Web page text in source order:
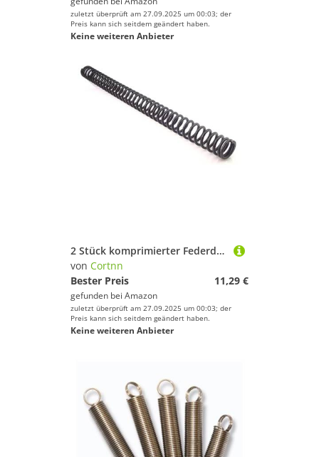
zuletzt überprüft am 27.09.2025 um 00:03; der
Preis kann sich seitdem geändert haben.
Keine weiteren Anbieter
2 Stück komprimierter Federdraht Durchmesser 2,0 mm Federstahl komprimierte Federlänge 300 mm(2.0x10x300mm(2pcs))
von Cortnn
Bester Preis
11,29 €
gefunden bei Amazon
zuletzt überprüft am 27.09.2025 um 00:03; der
Preis kann sich seitdem geändert haben.
Keine weiteren Anbieter